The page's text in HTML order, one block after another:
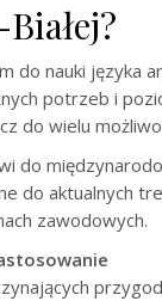
do nauki języka
potrzeb i
do wielu
do
do aktualnych
zawodowych.